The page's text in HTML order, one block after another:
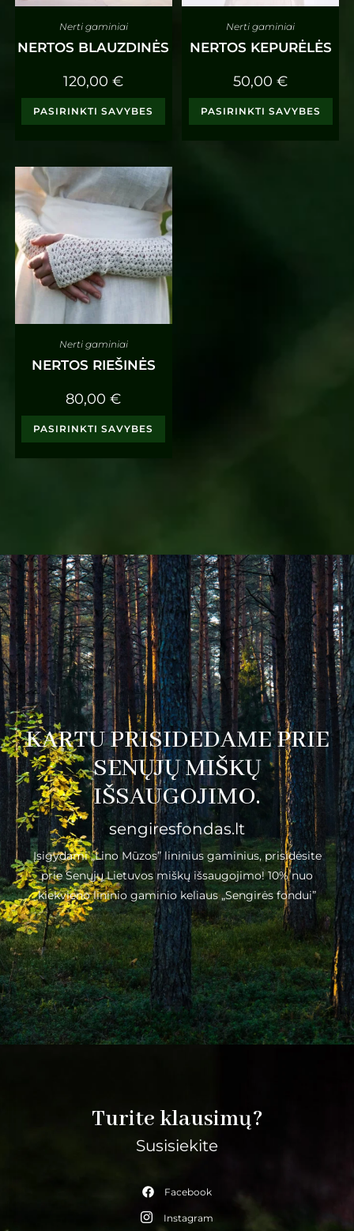
Nerti gaminiai
NERTOS BLAUZDINĖS
120,00€
PASIRINKTI SAVYBES
Nerti gaminiai
NERTOS KEPURĖLĖS
50,00€
PASIRINKTI SAVYBES
Nerti gaminiai
NERTOS RIEŠINĖS
80,00€
PASIRINKTI SAVYBES
KARTU PRISIDEDAME PRIE
SENŲJŲ MIŠKŲ
IŠSAUGOJIMO.
sengiresfondas.lt
Įsigydami „Lino Mūzos” lininius gaminius, prisidėsite
prie Senųjų Lietuvos miškų išsaugojimo! 10% nuo
kiekvieno lininio gaminio keliaus „Sengirės fondui”
Turite klausimų?
Susisiekite
Facebook
Instagram